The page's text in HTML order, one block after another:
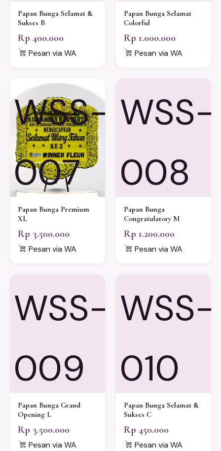
Papan Bunga Selamat &
Sukses B
Rp 400.000
Pesan via WA
Papan Bunga Selamat
Colorful
Rp 1.000.000
Pesan via WA
WSS-
007
Papan Bunga Premium
XL
Rp 3.500.000
Pesan via WA
WSS-
008
Papan Bunga
Congratulatory M
Rp 1.200.000
Pesan via WA
WSS-
009
Papan Bunga Grand
Opening L
Rp 3.500.000
Pesan via WA
WSS-
010
Papan Bunga Selamat &
Sukses C
Rp 450.000
Pesan via WA